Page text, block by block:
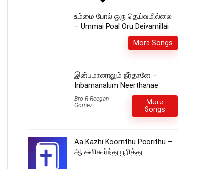
உம்மை போல் ஒரு தெய்வமில்லை
– Ummai Poal Oru Deivamillai
More Songs
இன்பமானாலும் நீர்தானே –
Inbamanalum Neerthanae
Bro R Reegan
Gomez
More
Songs
Aa Kazhi Koornthu Poorithu –
ஆ களிகூர்ந்து பூரித்து